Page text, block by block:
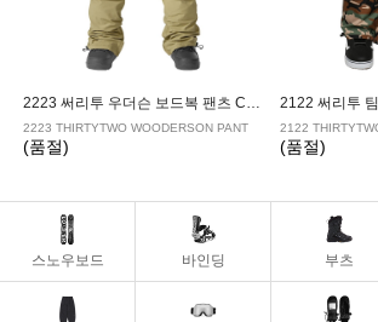
2223 써리투 우더슨 보드복 팬츠 CAMEL
2223 THIRTYTWO WOODERSON PANT
(품절)
2122 써리투
2122
(품절)
스노우보드 바인딩 부츠